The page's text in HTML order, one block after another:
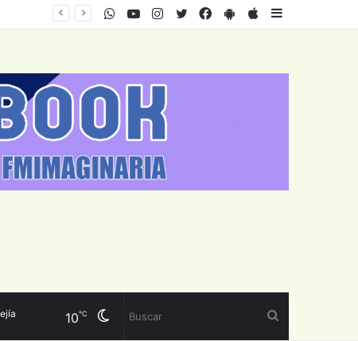
AppStore
PlayStore
Facebook
Twitter
Instagram
Youtube
WhatsApp
Cambiar
10℃